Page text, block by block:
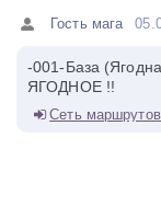
Гость мага
-001-База
ЯГОДНОЕ !!
Сеть